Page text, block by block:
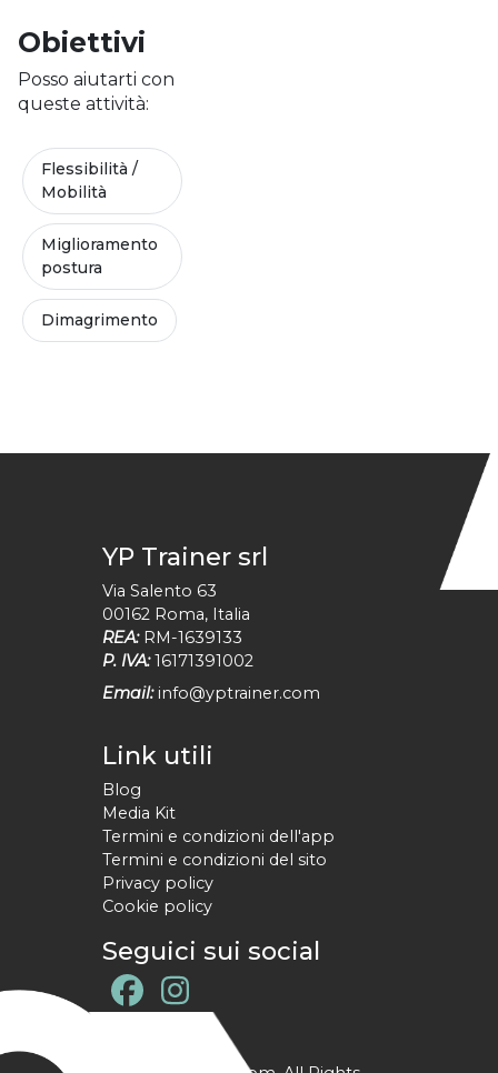
Obiettivi
Posso aiutarti con
queste attività:
Flessibilità /
Mobilità
Miglioramento
postura
Dimagrimento
YP Trainer srl
Via Salento 63
00162 Roma, Italia
REA: RM-1639133
P. IVA: 16171391002
Email: info@yptrainer.com
Link utili
Blog
Media Kit
Termini e condizioni dell'app
Termini e condizioni del sito
Privacy policy
Cookie policy
Seguici sui social